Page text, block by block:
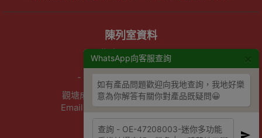
WhatsApp向客服查詢
如有產品問題歡迎向我地查詢，我地好樂
意為你解答有關你對產品既疑問😀
陳列室資料
- 星期六：10am - 4pm
- 周日及公眾假期：休息
- 星期一至五：10am - 7pm
觀塘成業街27號日昇中心3樓302室
Email :info@outletexpress.com.hk
查詢熱線 :3956 8117
WhatsApp :53694990